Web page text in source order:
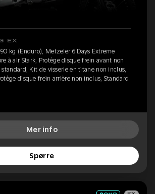
EX
kg (Enduro), Metzeler 6 Days Extreme
à air Stark, Protège disque frein avant non
Kit de visserie en titane non inclus,
disque frein arrière non inclus, Standard
Mer info
Spørre